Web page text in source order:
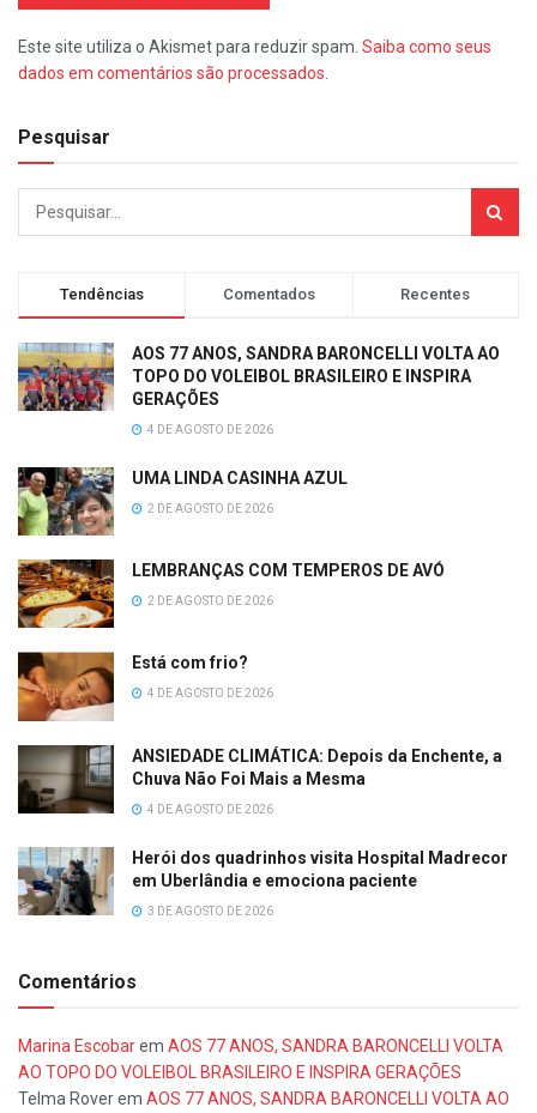
Este site utiliza o Akismet para reduzir spam. Saiba como seus
dados em comentários são processados.
Pesquisar
Tendências Comentados Recentes
AOS 77 ANOS, SANDRA BARONCELLI VOLTA AO
TOPO DO VOLEIBOL BRASILEIRO E INSPIRA
GERAÇÕES
4 DE AGOSTO DE 2026
UMA LINDA CASINHA AZUL
2 DE AGOSTO DE 2026
LEMBRANÇAS COM TEMPEROS DE AVÓ
2 DE AGOSTO DE 2026
Está com frio?
4 DE AGOSTO DE 2026
ANSIEDADE CLIMÁTICA: Depois da Enchente, a
Chuva Não Foi Mais a Mesma
4 DE AGOSTO DE 2026
Herói dos quadrinhos visita Hospital Madrecor
em Uberlândia e emociona paciente
3 DE AGOSTO DE 2026
Comentários
Marina Escobarem AOS 77 ANOS, SANDRA BARONCELLI VOLTA
AO TOPO DO VOLEIBOL BRASILEIRO E INSPIRA GERAÇÕES
Telma Roverem AOS 77 ANOS, SANDRA BARONCELLI VOLTA AO